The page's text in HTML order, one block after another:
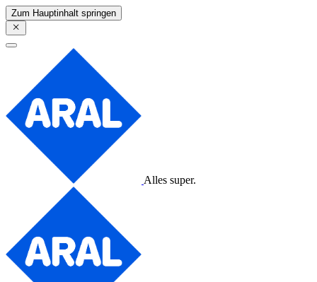
Zum Hauptinhalt springen
Alles super.